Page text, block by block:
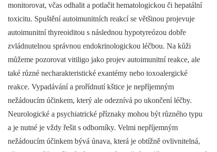
monitorovat, včas odhalit a potlačit hematologickou či hepatální
toxicitu. Spuštění autoimunitních reakcí se většinou projevuje
autoimunitní thyreoiditou s následnou hypotyreózou dobře
zvládnutelnou správnou endokrinologickou léčbou. Na kůži
můžeme pozorovat vitiligo jako projev autoimunitní reakce, ale
také různé necharakteristické exantémy nebo toxoalergické
reakce. Vypadávání a prořídnutí kštice je nepříjemným
nežádoucím účinkem, který ale odeznívá po ukončení léčby.
Neurologické a psychiatrické příznaky mohou být různého typu
a je nutné je vždy řešit s odborníky. Velmi nepříjemným
nežádoucím účinkem bývá únava, která je obtížně ovlivnitelná,